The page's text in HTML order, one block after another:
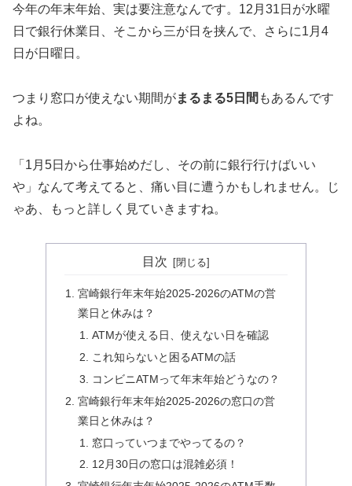
今年の年末年始、実は要注意なんです。12月31日が水曜
日で銀行休業日、そこから三が日を挟んで、さらに1月4
日が日曜日。
つまり窓口が使えない期間がまるまる5日間 もあるんです
よね。
「1月5日から仕事始めだし、その前に銀行行けばいい
や」なんて考えてると、痛い目に遭うかもしれません。じ
ゃあ、もっと詳しく見ていきますね。
目次
宮崎銀行年末年始2025-2026のATMの営
業日と休みは？
ATMが使える日、使えない日を確認
これ知らないと困るATMの話
コンビニATMって年末年始どうなの？
宮崎銀行年末年始2025-2026の窓口の営
業日と休みは？
窓口っていつまでやってるの？
12月30日の窓口は混雑必須！